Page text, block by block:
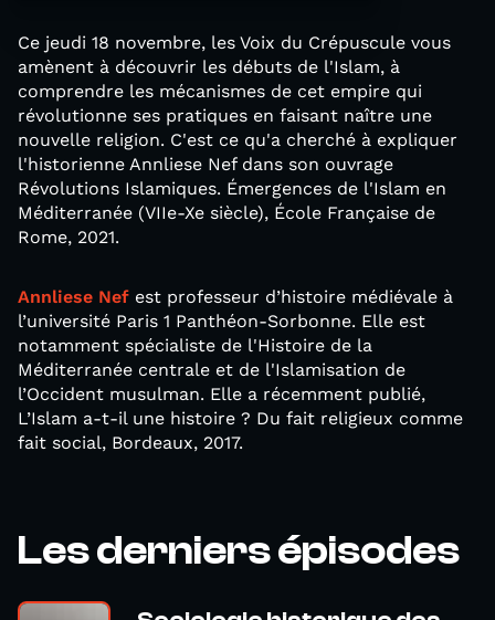
Ce jeudi 18 novembre, les Voix du Crépuscule vous
amènent à découvrir les débuts de l'Islam, à
comprendre les mécanismes de cet empire qui
révolutionne ses pratiques en faisant naître une
nouvelle religion. C'est ce qu'a cherché à expliquer
l'historienne Annliese Nef dans son ouvrage
Révolutions Islamiques. Émergences de l'Islam en
Méditerranée (VIIe-Xe siècle), École Française de
Rome, 2021.
Annliese Nef est professeur d’histoire médiévale à
l’université Paris 1 Panthéon-Sorbonne. Elle est
notamment spécialiste de l'Histoire de la
Méditerranée centrale et de l'Islamisation de
l’Occident musulman. Elle a récemment publié,
L’Islam a-t-il une histoire ? Du fait religieux comme
fait social, Bordeaux, 2017.
Les derniers épisodes